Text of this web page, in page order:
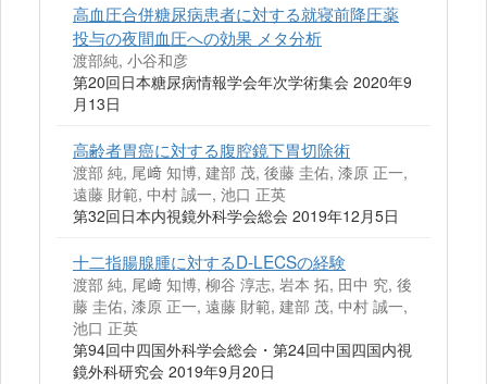
高血圧合併糖尿病患者に対する就寝前降圧薬
投与の夜間血圧への効果 メタ分析
渡部純, 小谷和彦
第20回日本糖尿病情報学会年次学術集会 2020年9
月13日
高齢者胃癌に対する腹腔鏡下胃切除術
渡部 純, 尾﨑 知博, 建部 茂, 後藤 圭佑, 漆原 正一,
遠藤 財範, 中村 誠一, 池口 正英
第32回日本内視鏡外科学会総会 2019年12月5日
十二指腸腺腫に対するD-LECSの経験
渡部 純, 尾﨑 知博, 柳谷 淳志, 岩本 拓, 田中 究, 後
藤 圭佑, 漆原 正一, 遠藤 財範, 建部 茂, 中村 誠一,
池口 正英
第94回中四国外科学会総会・第24回中国四国内視
鏡外科研究会 2019年9月20日